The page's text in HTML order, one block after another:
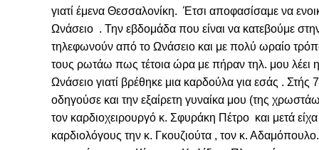
γιατί έμενα Θεσσαλονίκη. Έτσι αποφασίσαμε να
Ωνάσειο . Την εβδομάδα που είναι να κατεβούμε
τηλεφωνούν από το Ωνάσειο και με πολύ ωραίο
τους ρωτάω πως τέτοια ώρα με πήραν τηλ. μου λέει η
Ωνάσειο γιατί βρέθηκε μια καρδούλα για εσάς .
οδηγούσε και την εξαίρετη γυναίκα μου (της
τον καρδιοχειρουργό κ. Σφυράκη Πέτρο και μετά
καρδιολόγους την κ. Γκουζιούτα , τον κ.